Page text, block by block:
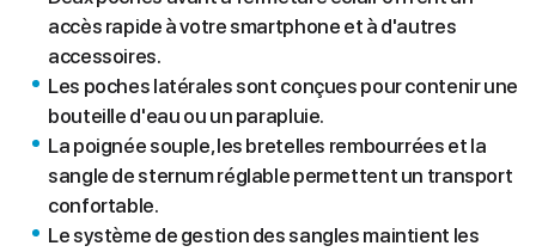
accès rapide à votre smartphone et à d'autres
accessoires.
Les poches latérales sont conçues pour contenir une
bouteille d'eau ou un parapluie.
La poignée souple, les bretelles rembourrées et la
sangle de sternum réglable permettent un transport
confortable.
Le système de gestion des sangles maintient les